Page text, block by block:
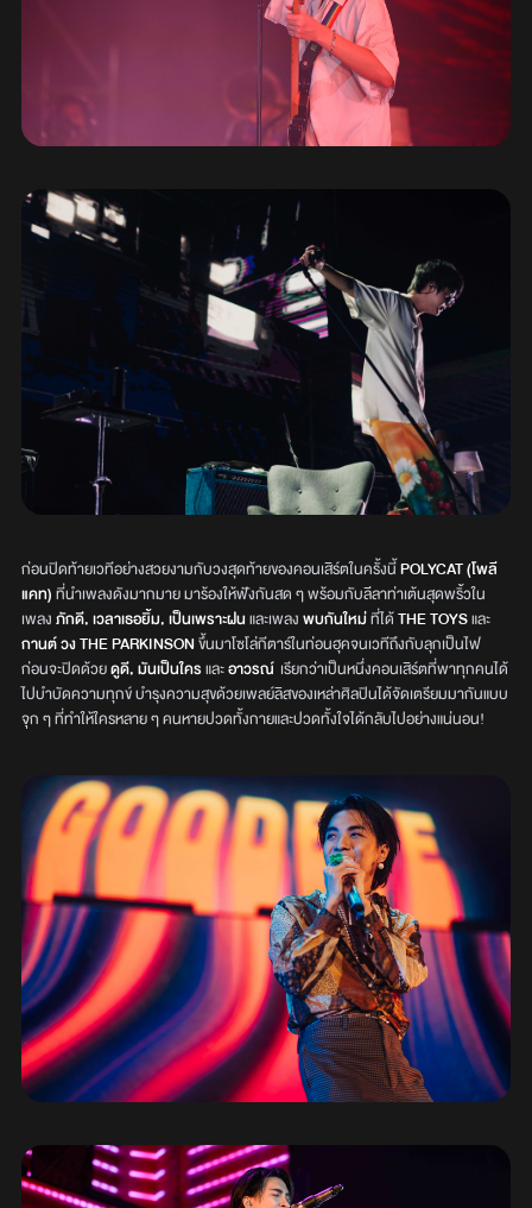
ก่อนปิดท้ายเวทีอย่างสวยงามกับวงสุดท้ายของคอนเสิร์ตในครั้งนี้POLYCAT (โพลี
แคท)ที่นำเพลงดังมากมาย มาร้องให้ฟังกันสด ๆ พร้อมกับลีลาท่าเต้นสุดพริ้วใน
เพลงภักดี, เวลาเธอยิ้ม, เป็นเพราะฝนและเพลงพบกันใหม่ที่ได้THE TOYSและ
กานต์ วง THE PARKINSONขึ้นมาโซโล่กีตาร์ในท่อนฮุคจนเวทีถึงกับลุกเป็นไฟ
ก่อนจะปิดด้วยดูดี, มันเป็นใครและอาวรณ์ เรียกว่าเป็นหนึ่งคอนเสิร์ตที่พาทุกคนได้
ไปบำบัดความทุกข์ บำรุงความสุขด้วยเพลย์ลิสของเหล่าศิลปินได้จัดเตรียมมากันแบบ
จุก ๆ ที่ทำให้ใครหลาย ๆ คนหายปวดทั้งกายและปวดทั้งใจได้กลับไปอย่างแน่นอน!